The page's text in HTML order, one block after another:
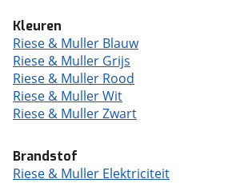
Kleuren
Riese & Muller Blauw
Riese & Muller Grijs
Riese & Muller Rood
Riese & Muller Wit
Riese & Muller Zwart
Brandstof
Riese & Muller Elektriciteit